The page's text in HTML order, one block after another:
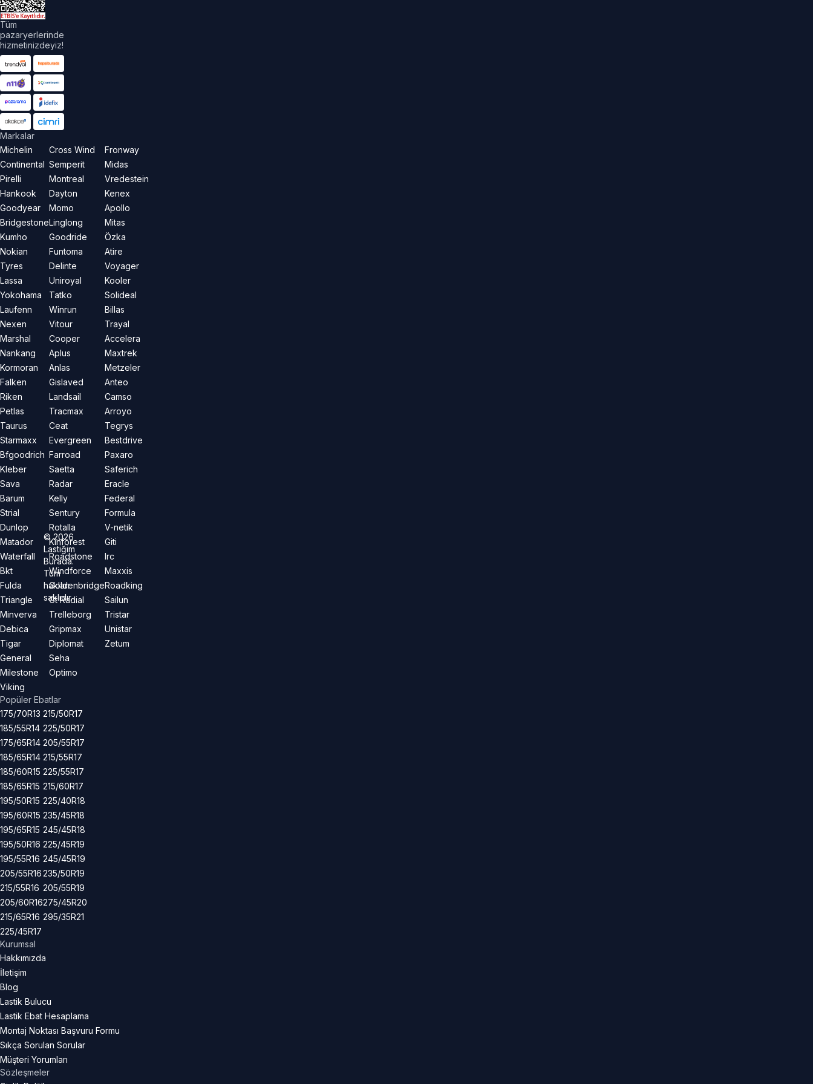
Tüm
pazaryerlerinde
hizmetinizdeyiz!
Markalar
Michelin
Continental
Pirelli
Hankook
Goodyear
Bridgestone
Kumho
Nokian
Tyres
Lassa
Yokohama
Laufenn
Nexen
Marshal
Nankang
Kormoran
Falken
Riken
Petlas
Taurus
Starmaxx
Bfgoodrich
Kleber
Sava
Barum
Strial
Dunlop
Matador
Waterfall
Bkt
Fulda
Triangle
Minverva
Debica
Tigar
General
Milestone
Viking
Cross Wind
Semperit
Montreal
Dayton
Momo
Linglong
Goodride
Funtoma
Delinte
Uniroyal
Tatko
Winrun
Vitour
Cooper
Aplus
Anlas
Gislaved
Landsail
Tracmax
Ceat
Evergreen
Farroad
Saetta
Radar
Kelly
Sentury
Rotalla
Kinforest
Roadstone
Windforce
Goldenbridge
Gt Radial
Trelleborg
Gripmax
Diplomat
Seha
Optimo
Fronway
Midas
Vredestein
Kenex
Apollo
Mitas
Özka
Atire
Voyager
Kooler
Solideal
Billas
Trayal
Accelera
Maxtrek
Metzeler
Anteo
Camso
Arroyo
Tegrys
Bestdrive
Paxaro
Saferich
Eracle
Federal
Formula
V-netik
Giti
Irc
Maxxis
Roadking
Sailun
Tristar
Unistar
Zetum
Popüler Ebatlar
175/70R13
185/55R14
175/65R14
185/65R14
185/60R15
185/65R15
195/50R15
195/60R15
195/65R15
195/50R16
195/55R16
205/55R16
215/55R16
205/60R16
215/65R16
225/45R17
215/50R17
225/50R17
205/55R17
215/55R17
225/55R17
215/60R17
225/40R18
235/45R18
245/45R18
225/45R19
245/45R19
235/50R19
205/55R19
275/45R20
295/35R21
Kurumsal
Hakkımızda
İletişim
Blog
Lastik Bulucu
Lastik Ebat Hesaplama
Montaj Noktası Başvuru Formu
Sıkça Sorulan Sorular
Müşteri Yorumları
Sözleşmeler
©2026
Lastiğim
Burada.
Tüm
hakları
saklıdır.